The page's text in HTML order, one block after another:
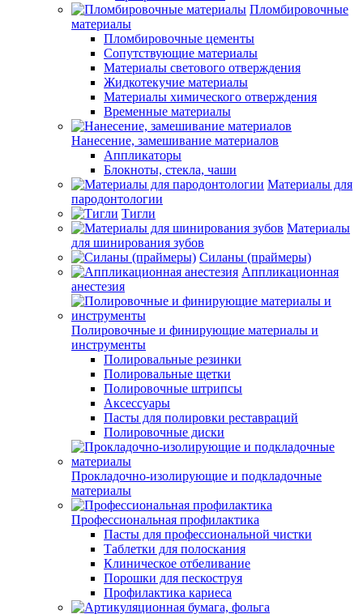
Пломбировочные
материалы
Пломбировочные цементы
Сопутствующие материалы
Материалы светового отверждения
Жидкотекучие материалы
Материалы химического отверждения
Временные материалы
Нанесение, замешивание материалов
Аппликаторы
Блокноты, стекла, чаши
Материалы для
пародонтологии
Тигли
Материалы
для шинирования зубов
Силаны (праймеры)
Аппликационная
анестезия
Полировочные и финирующие материалы и
инструменты
Полировальные резинки
Полировальные щетки
Полировочные штрипсы
Аксессуары
Пасты для полировки реставраций
Полировочные диски
Прокладочно-изолирующие и подкладочные
материалы
Профессиональная профилактика
Пасты для профессиональной чистки
Таблетки для полоскания
Клиническое отбеливание
Порошки для пескоструя
Профилактика кариеса